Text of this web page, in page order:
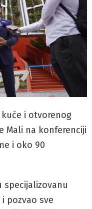
kuće i otvorenog
Mali na konferenciji
i oko 90
specijalizovanu
pozvao sve